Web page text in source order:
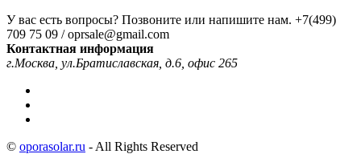
У вас есть вопросы? Позвоните или напишите нам. +7(499)
709 75 09 / oprsale@gmail.com
Контактная информация
г.Москва, ул.Братиславская, д.6, офис 265
© oporasolar.ru - All Rights Reserved